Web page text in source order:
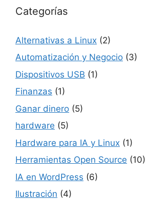
Categorías
Alternativas a Linux (2)
Automatización y Negocio (3)
Dispositivos USB (1)
Finanzas (1)
Ganar dinero (5)
hardware (5)
Hardware para IA y Linux (1)
Herramientas Open Source (10)
IA en WordPress (6)
Ilustración (4)